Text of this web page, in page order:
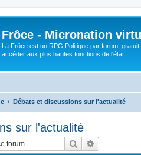
Frôce - Micronation
La Frôce est un RPG Politique par forum,
accéder aux plus hautes fonctions de l'état.
Débats et discussions sur l'actualité
sur l'actualité
Rechercher